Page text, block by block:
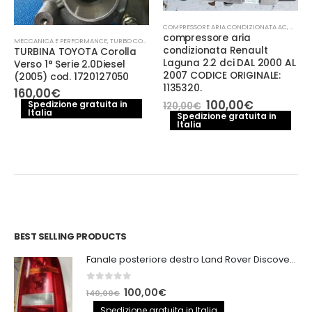
E PERFORMANCE
MECCANICA E PERFORMANCE,TURBO COMPRESSORE- TURBINA
TURBINA TOYOTA Corolla
Verso 1° Serie 2.0Diesel
(2005) cod. 1720127050
160,00€
Spedizione gratuita in
Italia
COMPRESSORE ARIA CONDIZIONATA AC,
compressore aria
condizionata Renault
Laguna 2.2 dci DAL 2000 AL
2007 CODICE ORIGINALE:
1135320.
120,00€ Il
prezzo
originale
100,00€Il
prezzo
attuale
Spedizione gratuita in
Italia
BEST SELLING PRODUCTS
Fanale posteriore destro Land Rover Discovery 3
out of 5
140,00€ Il
prezzo
100,00€Il
prezzo